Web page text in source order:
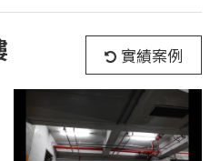
實績案例